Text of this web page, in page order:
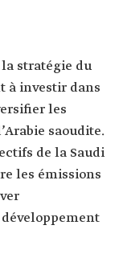
stratégie du
à investir dans
les
saoudite.
de la Saudi
les émissions